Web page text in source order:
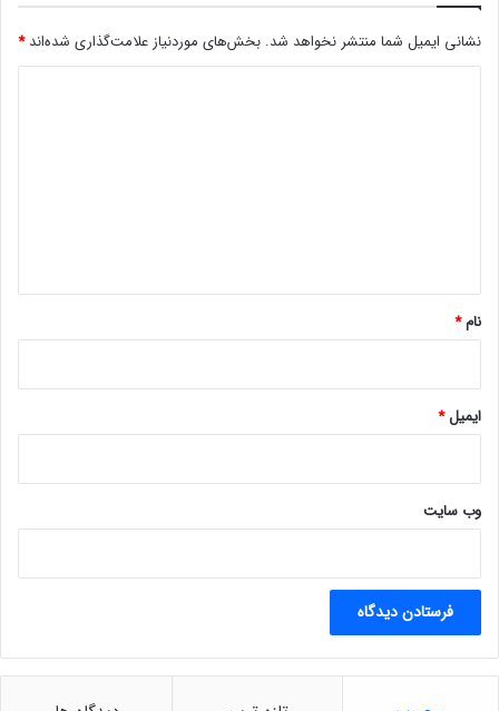
نشانی ایمیل شما منتشر نخواهد شد. بخش‌های موردنیاز علامت‌گذاری شده‌اند*
نام*
ایمیل*
وب‌ سایت